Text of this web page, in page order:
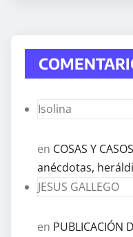
Isolina
en COSAS Y
anécdotas,
JESUS GALLEGO
en PUBLICACIÓN